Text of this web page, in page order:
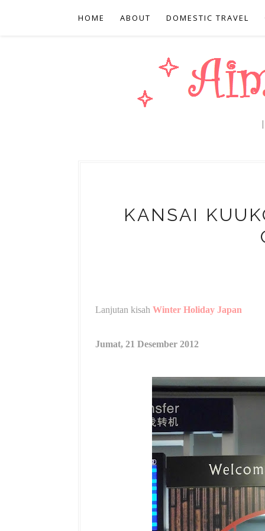
HOME ABOUT DOMESTIC TRAVEL
KANSAI
Lanjutan kisah Winter Holiday Japan
Jumat, 21 Desember 2012